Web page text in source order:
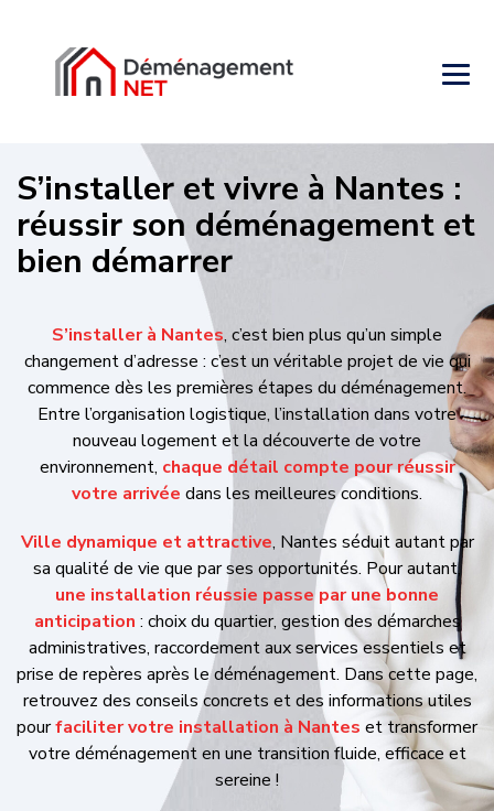
S’installer et vivre à Nantes :
réussir son déménagement et
bien démarrer
S’installer à Nantes, c’est bien plus qu’un simple changement
d’adresse : c’est un véritable projet de vie qui commence dès
les premières étapes du déménagement. Entre l’organisation
logistique, l’installation dans votre nouveau logement et la
découverte de votre environnement,chaque détail compte
pour réussir votre arrivéedans les meilleures conditions.
, Nantes séduit autant par sa
qualité de vie que par ses opportunités. Pour autant,une
installation réussie passe par une bonne anticipation
choix du quartier, gestion des démarches administratives,
raccordement aux services essentiels et prise de repères après
le déménagement. Dans cette page, retrouvez des conseils
concrets et des informations utiles pour faciliter votre
installation à Nanteset transformer votre déménagement
en une transition fluide, efficace et sereine !